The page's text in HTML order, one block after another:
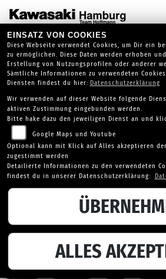
SPORTIVA
SPORTIVA auf
ALLE 125ER A2
EINSATZ VON COOKIES
Diese Webseite verwendet Cookies, um Dir ein
zu ermöglichen. Diese Daten werden erhoben
Erstellung von Nutzungsprofilen oder anderer
Sämtliche Informationen zu verwendeten
Diensten findest du hier: Datenschutzerklärung
Wir verwenden auf dieser Website folgende
aktiven Zustimmung eingebunden werden.
Bitte hake dazu den jeweiligen Dienst an und
Google Maps und Youtube
Optional kann mit Klick auf Alles akzeptieren
zugestimmt werden
Detailierte Informationen zu den verwendeten
findest du in unserer Datenschutzerklärung:
ALLES